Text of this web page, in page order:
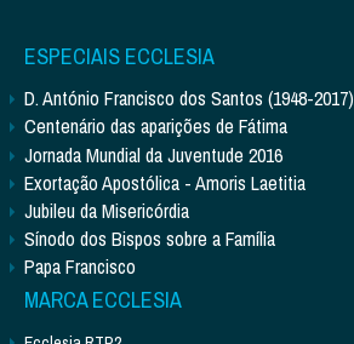
ESPECIAIS ECCLESIA
D. António Francisco dos Santos (1948-2017)
Centenário das aparições de Fátima
Jornada Mundial da Juventude 2016
Exortação Apostólica - Amoris Laetitia
Jubileu da Misericórdia
Sínodo dos Bispos sobre a Família
Papa Francisco
MARCA ECCLESIA